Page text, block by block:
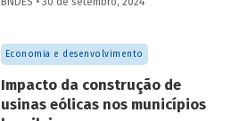
Básico (ANA) para regularização do setor.
desafios desse percurso e a importância
de superá-los.
Economia e desenvolvimento
Impacto da construção de
usinas eólicas nos municípios